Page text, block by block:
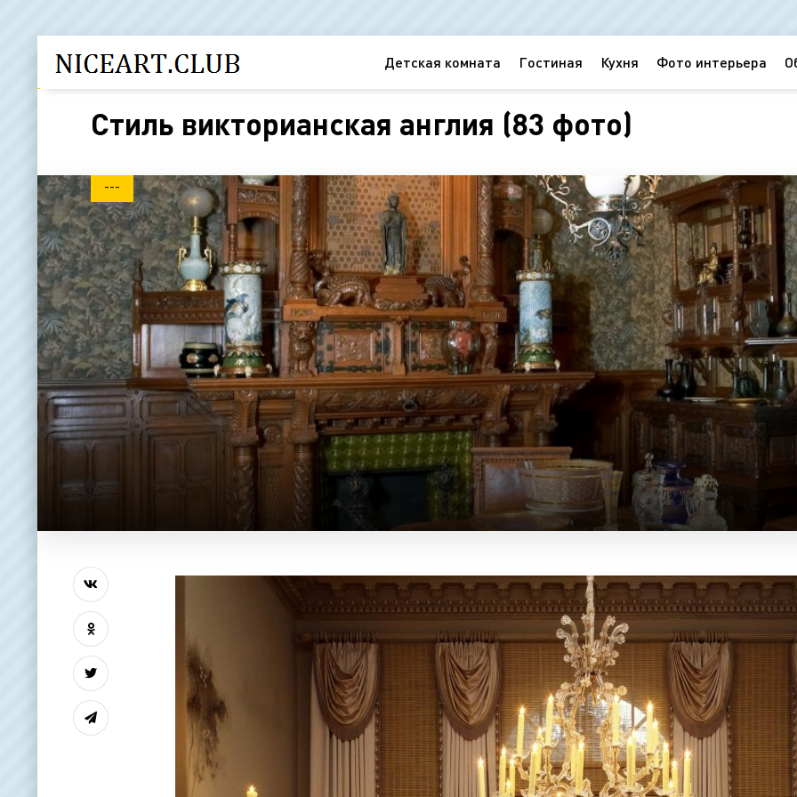
Детская комната Гостиная Кухня Фото интерьера
Стиль викторианская англия (83 фото)
---